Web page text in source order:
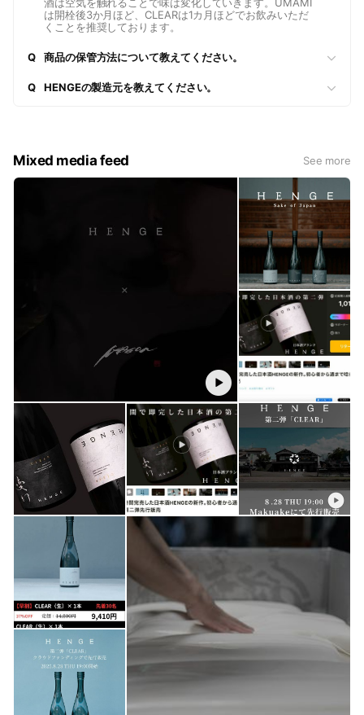
は開栓後3か月ほど、CLEARは1カ月ほどでお飲みいただ
くことを推奨しております。
Q 商品の保管方法について教えてください。
Q HENGEの製造元を教えてください。
Mixed media feed See more